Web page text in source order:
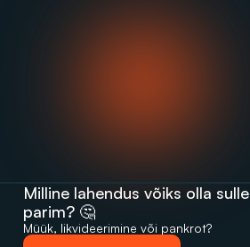
Milline lahendus võiks olla sulle
parim? 🤔
Müük, likvideerimine‬‭ või pankrot?